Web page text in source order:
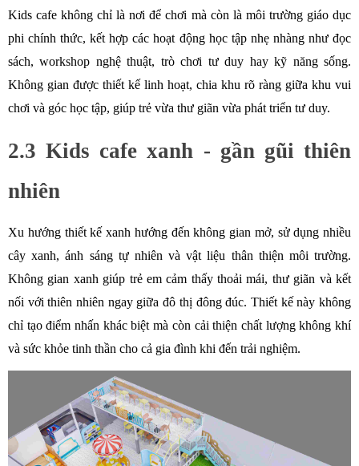
Kids cafe không chỉ là nơi để chơi mà còn là môi trường giáo dục
phi chính thức, kết hợp các hoạt động học tập nhẹ nhàng như đọc
sách, workshop nghệ thuật, trò chơi tư duy hay kỹ năng sống.
Không gian được thiết kế linh hoạt, chia khu rõ ràng giữa khu vui
chơi và góc học tập, giúp trẻ vừa thư giãn vừa phát triển tư duy.
2.3 Kids cafe xanh - gần gũi thiên
nhiên
Xu hướng thiết kế xanh hướng đến không gian mở, sử dụng nhiều
cây xanh, ánh sáng tự nhiên và vật liệu thân thiện môi trường.
Không gian xanh giúp trẻ em cảm thấy thoải mái, thư giãn và kết
nối với thiên nhiên ngay giữa đô thị đông đúc. Thiết kế này không
chỉ tạo điểm nhấn khác biệt mà còn cải thiện chất lượng không khí
và sức khỏe tinh thần cho cả gia đình khi đến trải nghiệm.